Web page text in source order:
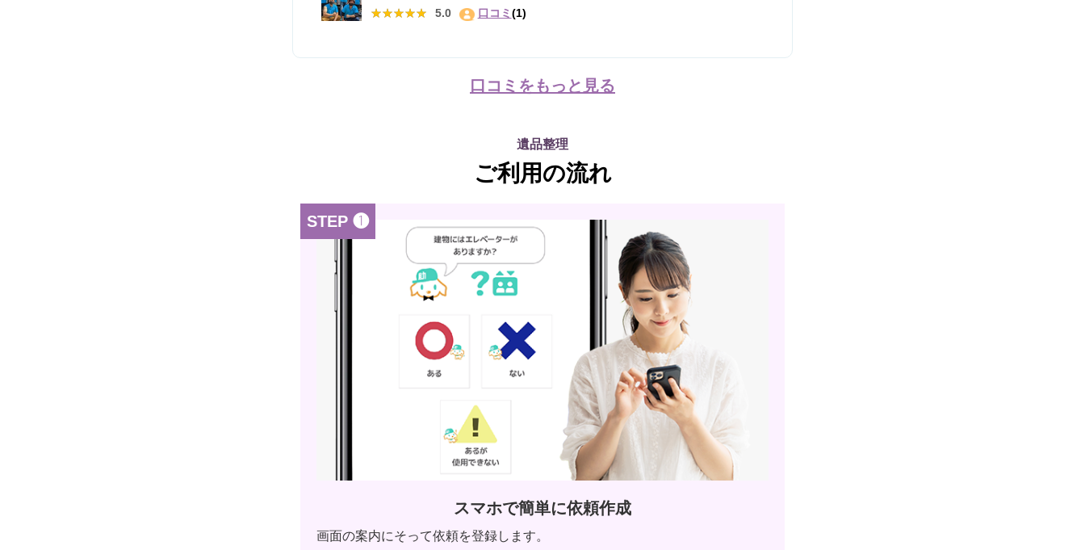
★★★★★
★★★★★ 5.0 口コミ(1)
口コミをもっと見る
遺品整理
ご利用の流れ
STEP ❶
スマホで簡単に依頼作成
画面の案内にそって依頼を登録します。